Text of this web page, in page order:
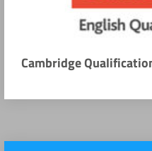
Cambridge